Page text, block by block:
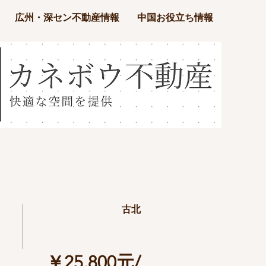
広州・深セン不動産情報 中国お役立ち情報
古北